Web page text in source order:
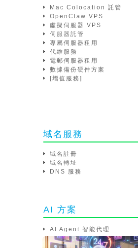
Mac Colocation 託管
OpenClaw VPS
虛擬伺服器 VPS
伺服器託管
專屬伺服器租用
代維服務
電郵伺服器租用
數據備份硬件方案
[增值服務]
域名服務
域名註冊
域名轉址
DNS 服務
AI 方案
AI Agent 智能代理